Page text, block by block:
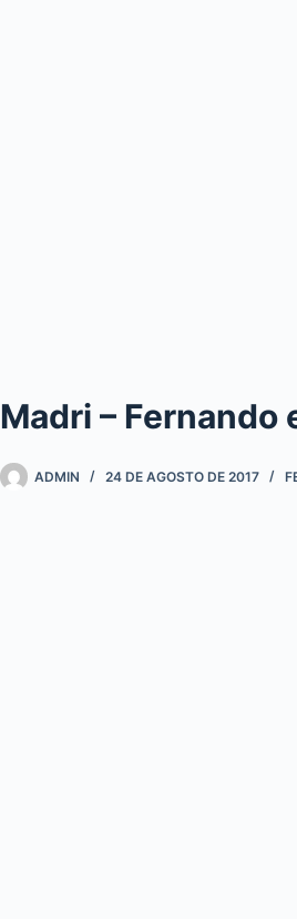
Madri – Fernando
ADMIN 24 DE AGOSTO DE 2017